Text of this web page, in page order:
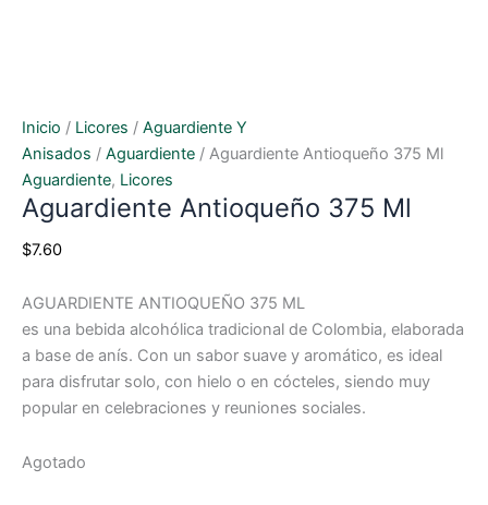
Inicio / Licores / Aguardiente Y
Anisados / Aguardiente / Aguardiente Antioqueño 375 Ml
Aguardiente, Licores
Aguardiente Antioqueño 375 Ml
$7.60
AGUARDIENTE ANTIOQUEÑO 375 ML
es una bebida alcohólica tradicional de Colombia, elaborada
a base de anís. Con un sabor suave y aromático, es ideal
para disfrutar solo, con hielo o en cócteles, siendo muy
popular en celebraciones y reuniones sociales.
Agotado